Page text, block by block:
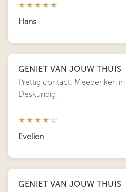
★★★★★
Hans
GENIET VAN JOUW THUIS
Prettig contact. Meedenken in
Deskundig!
★★★★☆
Evelien
GENIET VAN JOUW THUIS